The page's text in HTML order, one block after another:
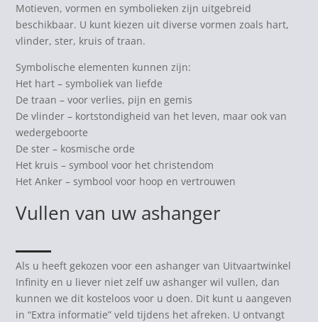
Motieven, vormen en symbolieken zijn uitgebreid
beschikbaar. U kunt kiezen uit diverse vormen zoals hart,
vlinder, ster, kruis of traan.
Symbolische elementen kunnen zijn:
Het hart – symboliek van liefde
De traan – voor verlies, pijn en gemis
De vlinder – kortstondigheid van het leven, maar ook van
wedergeboorte
De ster – kosmische orde
Het kruis – symbool voor het christendom
Het Anker – symbool voor hoop en vertrouwen
Vullen van uw ashanger
Als u heeft gekozen voor een ashanger van Uitvaartwinkel
Infinity en u liever niet zelf uw ashanger wil vullen, dan
kunnen we dit kosteloos voor u doen. Dit kunt u aangeven
in “Extra informatie” veld tijdens het afreken. U ontvangt